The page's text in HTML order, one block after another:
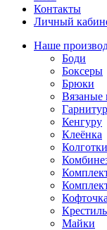
Контакты
Личный
Наше
Боди
Боксеры
Брюки
Вязаные
Гарнитур
Кенгуру
Клеёнка
Колготки
Кофточка
Майки